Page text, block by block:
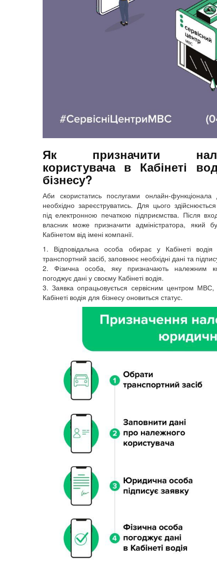
Як призначити
користувача в Кабінеті
бізнесу?
Аби скористатись послугами онлайн-функціонала
необхідно зареєструватись. Для цього
під електронною печаткою підприємства. Після
власник може призначити адміністратора, який
Кабінетом від імені компанії.
1. Відповідальна особа обирає у Кабінеті водія
транспортний засіб, заповнює необхідні дані та
2. Фізична особа, яку призначають належним
погоджує дані у своєму Кабінеті водія.
3. Заявка опрацьовується сервісним центром МВС,
Кабінеті водія для бізнесу оновиться статус.